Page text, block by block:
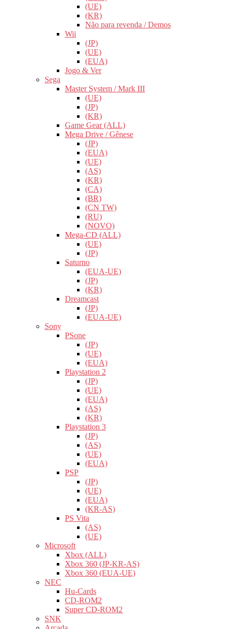
(UE)
(KR)
Não para revenda / Demos
Wii
(JP)
(UE)
(EUA)
Jogo & Ver
Sega
Master System / Mark III
(UE)
(JP)
(KR)
Game Gear (ALL)
Mega Drive / Gênese
(JP)
(EUA)
(UE)
(AS)
(KR)
(CA)
(BR)
(CN TW)
(RU)
(NOVO)
Mega-CD (ALL)
(UE)
(JP)
Saturno
(EUA-UE)
(JP)
(KR)
Dreamcast
(JP)
(EUA-UE)
Sony
PSone
(JP)
(UE)
(EUA)
Playstation 2
(JP)
(UE)
(EUA)
(AS)
(KR)
Playstation 3
(JP)
(AS)
(UE)
(EUA)
PSP
(JP)
(UE)
(EUA)
(KR-AS)
PS Vita
(AS)
(UE)
Microsoft
Xbox (ALL)
Xbox 360 (JP-KR-AS)
Xbox 360 (EUA-UE)
NEC
Hu-Cards
CD-ROM2
Super CD-ROM2
SNK